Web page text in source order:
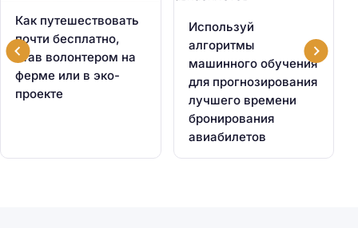
Как путешествовать
почти бесплатно,
став волонтером на
ферме или в эко-
проекте
Используй
алгоритмы
машинного обучения
для прогнозирования
лучшего времени
бронирования
авиабилетов